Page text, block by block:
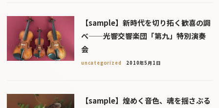
【sample】新時代を切り拓く歓喜の調
べ——光響交響楽団「第九」特別演奏
会
uncategorized 2010年5月1日
【sample】煌めく音色、魂を揺さぶる